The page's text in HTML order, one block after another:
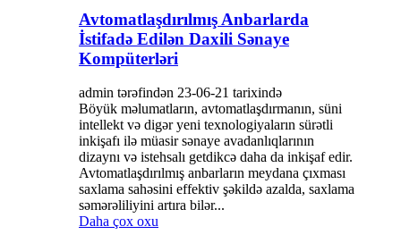
Avtomatlaşdırılmış Anbarlarda
İstifadə Edilən Daxili Sənaye
Kompüterləri
admin tərəfindən 23-06-21 tarixində
Böyük məlumatların, avtomatlaşdırmanın, süni
intellekt və digər yeni texnologiyaların sürətli
inkişafı ilə müasir sənaye avadanlıqlarının
dizaynı və istehsalı getdikcə daha da inkişaf edir.
Avtomatlaşdırılmış anbarların meydana çıxması
saxlama sahəsini effektiv şəkildə azalda, saxlama
səmərəliliyini artıra bilər...
Daha çox oxu